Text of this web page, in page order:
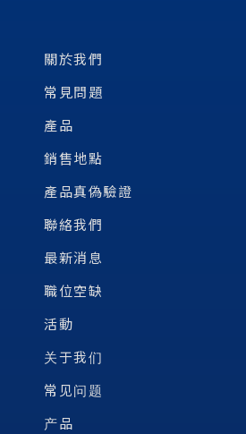
關於我們
常見問題
產品
銷售地點
產品真偽驗證
聯絡我們
最新消息
職位空缺
活動
关于我们
常见问题
产品